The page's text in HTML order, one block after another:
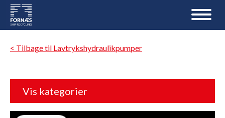
< Tilbage til Lavtrykshydraulikpumper
Vis kategorier